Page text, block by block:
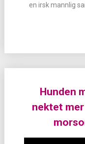
en irsk mannlig
Hunden
nektet